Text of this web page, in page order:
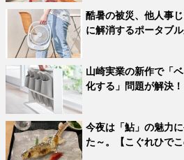
酷暑の被災、他人事
に解消するポータブ
山崎実業の新作で「
化する」問題が解決！
今夜は「鮎」の魅力
た～。【こぐれひでこ